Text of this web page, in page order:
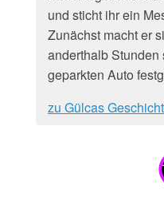
und sticht ihr ein
Zunächst macht er
anderthalb
geparkten Auto
zu Gülcas